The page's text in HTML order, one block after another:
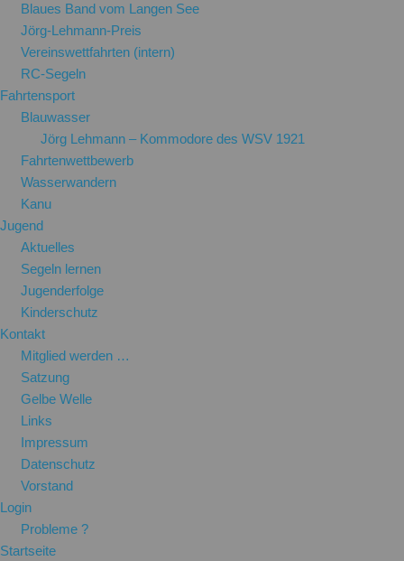
Blaues Band vom Langen See
Jörg-Lehmann-Preis
Vereinswettfahrten (intern)
RC-Segeln
Fahrtensport
Blauwasser
Jörg Lehmann – Kommodore des WSV 1921
Fahrtenwettbewerb
Wasserwandern
Kanu
Jugend
Aktuelles
Segeln lernen
Jugenderfolge
Kinderschutz
Kontakt
Mitglied werden …
Satzung
Gelbe Welle
Links
Impressum
Datenschutz
Vorstand
Login
Probleme ?
Startseite